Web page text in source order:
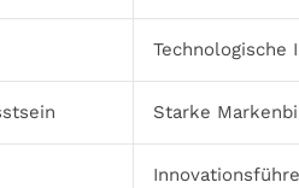
Technologische
Starke